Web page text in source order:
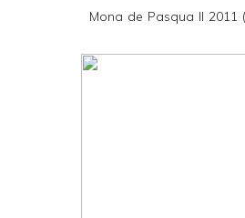
d
Mona de Pasqua II 2011